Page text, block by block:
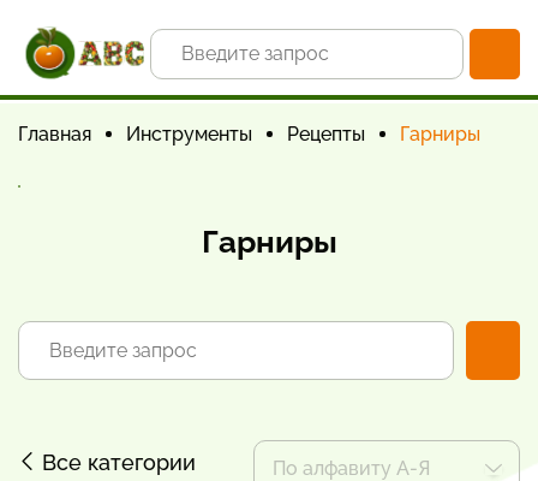
Главная Инструменты Рецепты Гарниры
Гарниры
Все категории По алфавиту А-Я